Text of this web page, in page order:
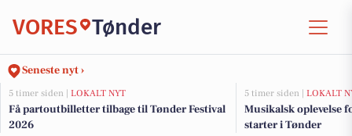
VORES Tønder
Seneste nyt ›
5 timer siden | LOKALT NYT
Få partoutbilletter tilbage til Tønder Festival
2026
5 timer siden | LOKALT
Musikalsk oplevelse
starter i Tønder